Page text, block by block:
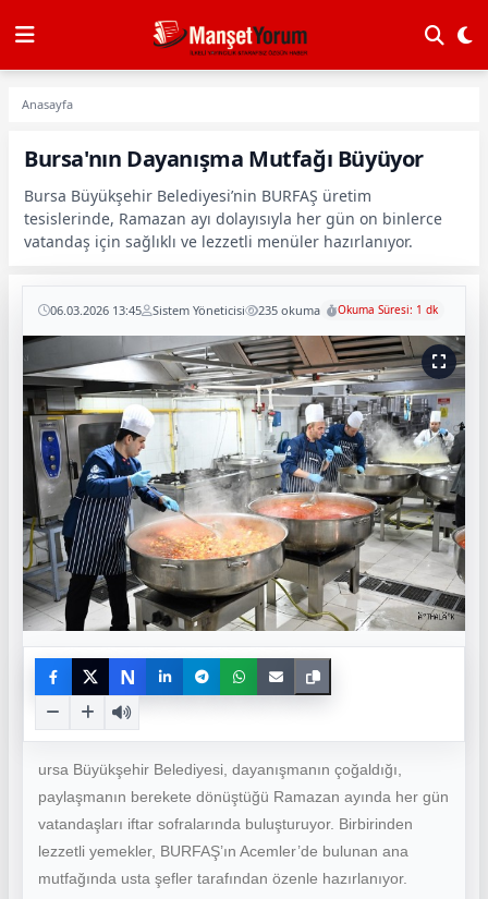
Anasayfa
Bursa'nın Dayanışma Mutfağı Büyüyor
Bursa Büyükşehir Belediyesi’nin BURFAŞ üretim
tesislerinde, Ramazan ayı dolayısıyla her gün on binlerce
vatandaş için sağlıklı ve lezzetli menüler hazırlanıyor.
06.03.2026 13:45 Sistem Yöneticisi 235 okuma Okuma Süresi: 1 dk
N
ursa Büyükşehir Belediyesi, dayanışmanın çoğaldığı,
paylaşmanın berekete dönüştüğü Ramazan ayında her gün
vatandaşları iftar sofralarında buluşturuyor. Birbirinden
lezzetli yemekler, BURFAŞ’ın Acemler’de bulunan ana
mutfağında usta şefler tarafından özenle hazırlanıyor.